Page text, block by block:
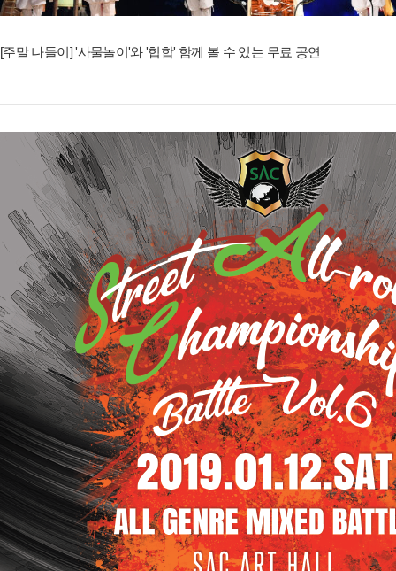
[주말 나들이] '사물놀이'와 '힙합' 함께 볼 수 있는 무료 공연